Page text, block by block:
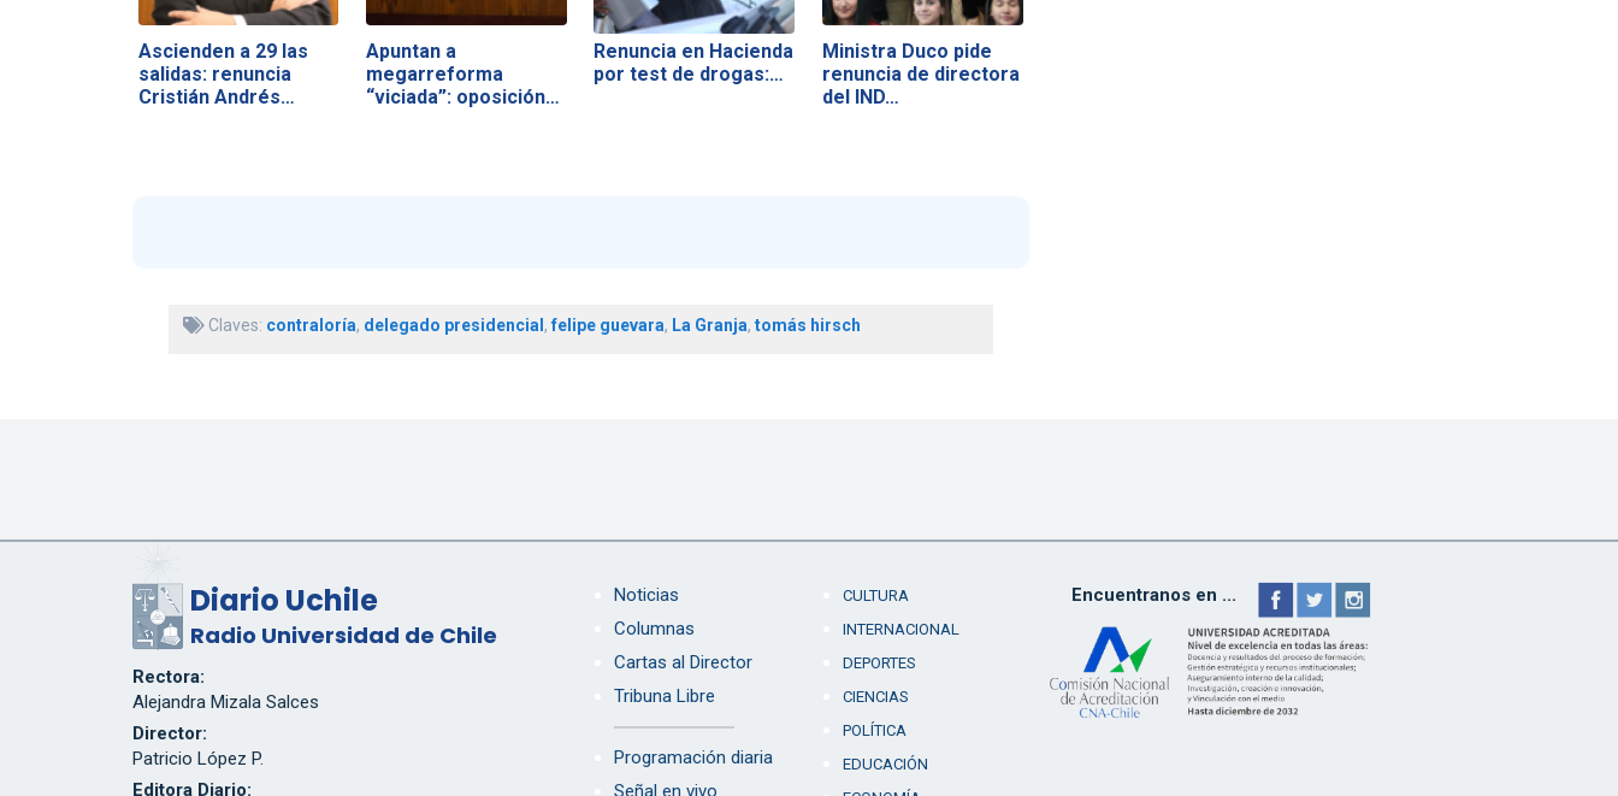
Ascienden a 29 las
salidas: renuncia
Cristián Andrés…
Apuntan a
megarreforma
“viciada”: oposición
Renuncia en Hacienda
por test de drogas:…
Ministra Duco pide
renuncia de directora
del IND…
Claves: contraloría, delegado presidencial ,felipe guevara, La Granja, tomás hirsch
Diario Uchile
Radio Universidad de Chile
Rectora:
Alejandra Mizala Salces
Director:
Patricio López P.
Editora Diario:
Noticias
Columnas
Cartas al Director
Tribuna Libre
Programación diaria
Señal en vivo
CULTURA
INTERNACIONAL
DEPORTES
CIENCIAS
POLÍTICA
EDUCACIÓN
Encuentranos en ...